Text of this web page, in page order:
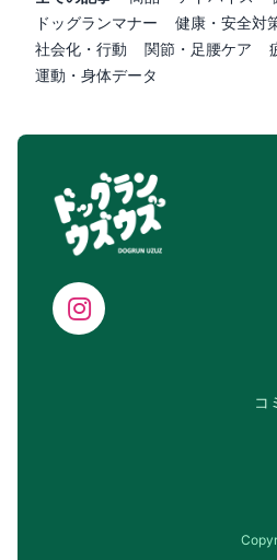
ドッグランマナー
健康・安全対
社会化・行動
関節・足腰ケア
運動・身体データ
コ